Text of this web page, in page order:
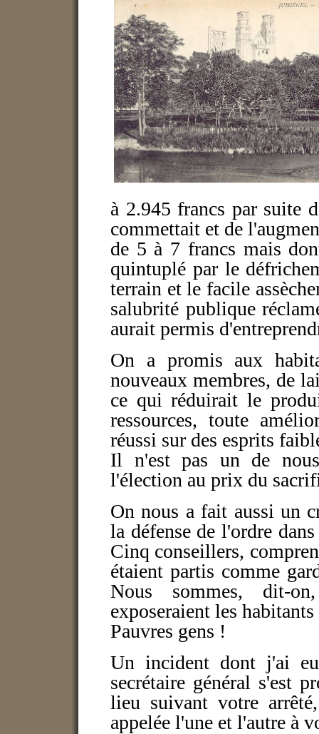
à 2.945 francs par suite
commettait et de
de 5 à 7 francs mais
quintuplé par le
terrain et le facile
salubrité publique
aurait permis
On a promis aux
nouveaux membres, de
ce qui réduirait le
ressources, toute
réussi sur des esprits
Il n'est pas un de
l'élection au prix du
On nous a fait aussi un
la défense de l'ordre
Cinq conseillers,
étaient partis comme
Nous sommes, dit-
exposeraient les
Pauvres gens !
Un incident dont j'ai
secrétaire général s'est
lieu suivant votre
appelée l'une et l'autre à